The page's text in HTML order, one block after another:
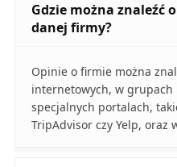
Gdzie można znaleźć
danej firmy?
Opinie o firmie można
internetowych, w grupach
specjalnych portalach,
TripAdvisor czy Yelp, oraz